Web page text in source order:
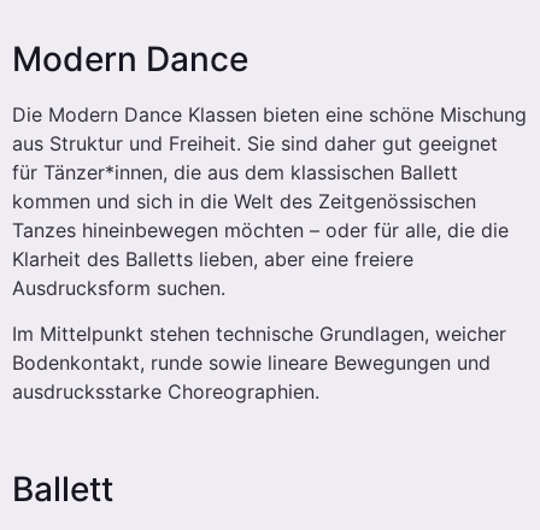
Modern Dance
Die Modern Dance Klassen bieten eine schöne Mischung
aus Struktur und Freiheit. Sie sind daher gut geeignet
für Tänzer*innen, die aus dem klassischen Ballett
kommen und sich in die Welt des Zeitgenössischen
Tanzes hineinbewegen möchten – oder für alle, die die
Klarheit des Balletts lieben, aber eine freiere
Ausdrucksform suchen.
Im Mittelpunkt stehen technische Grundlagen, weicher
Bodenkontakt, runde sowie lineare Bewegungen und
ausdrucksstarke Choreographien.
Ballett